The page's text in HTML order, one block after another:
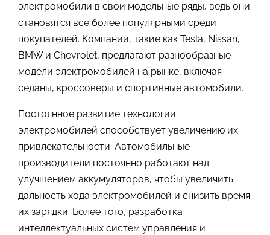
электромобили в свои модельные ряды, ведь они
становятся все более популярными среди
покупателей. Компании, такие как Tesla, Nissan,
BMW и Chevrolet, предлагают разнообразные
модели электромобилей на рынке, включая
седаны, кроссоверы и спортивные автомобили.
Постоянное развитие технологии
электромобилей способствует увеличению их
привлекательности. Автомобильные
производители постоянно работают над
улучшением аккумуляторов, чтобы увеличить
дальность хода электромобилей и снизить время
их зарядки. Более того, разработка
интеллектуальных систем управления и